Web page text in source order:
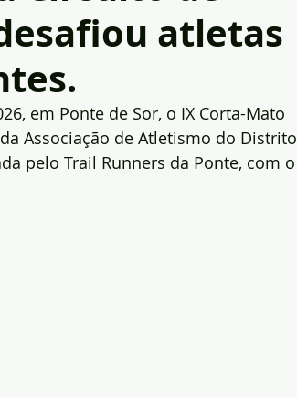
atletas
em Ponte de Sor, o IX Corta-Mato
Associação de Atletismo do Distrito
pelo Trail Runners da Ponte, com o